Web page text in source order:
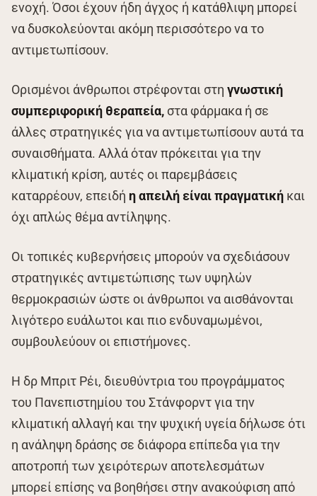
ενοχή. Όσοι έχουν ήδη άγχος ή κατάθλιψη μπορεί
να δυσκολεύονται ακόμη περισσότερο να το
αντιμετωπίσουν.
Ορισμένοι άνθρωποι στρέφονται στη γνωστική
συμπεριφορική θεραπεία, στα φάρμακα ή σε
άλλες στρατηγικές για να αντιμετωπίσουν αυτά τα
συναισθήματα. Αλλά όταν πρόκειται για την
κλιματική κρίση, αυτές οι παρεμβάσεις
καταρρέουν, επειδή η απειλή είναι πραγματική και
όχι απλώς θέμα αντίληψης.
Οι τοπικές κυβερνήσεις μπορούν να σχεδιάσουν
στρατηγικές αντιμετώπισης των υψηλών
θερμοκρασιών ώστε οι άνθρωποι να αισθάνονται
λιγότερο ευάλωτοι και πιο ενδυναμωμένοι,
συμβουλεύουν οι επιστήμονες.
Η δρ Μπριτ Ρέι, διευθύντρια του προγράμματος
του Πανεπιστημίου του Στάνφορντ για την
κλιματική αλλαγή και την ψυχική υγεία δήλωσε ότι
η ανάληψη δράσης σε διάφορα επίπεδα για την
αποτροπή των χειρότερων αποτελεσμάτων
μπορεί επίσης να βοηθήσει στην ανακούφιση από